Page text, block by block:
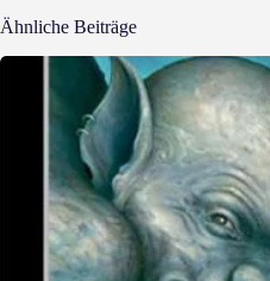
Ähnliche Beiträge